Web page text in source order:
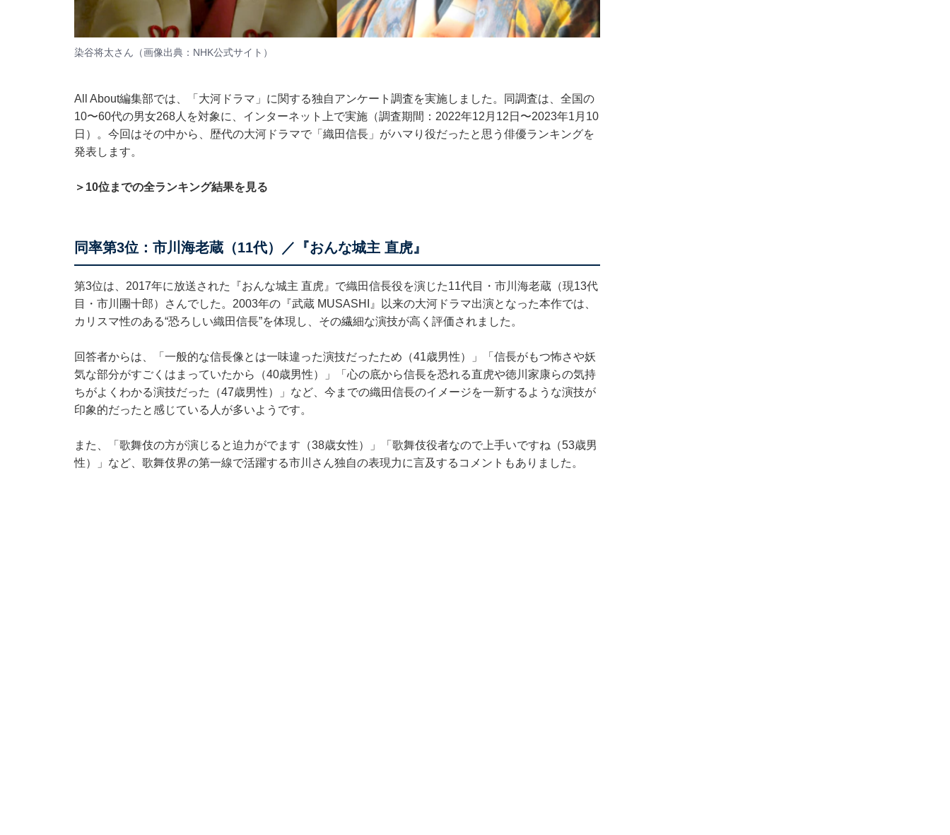
染谷将太さん（画像出典： NHK公式サイト ）
All About編集部では、「大河ドラマ」に関する独自アンケート調査を実施しました。同調査は、全国の
10〜60代の男女268人を対象に、インターネット上で実施（調査期間：2022年12月12日〜2023年1月10
日）。今回はその中から、歴代の大河ドラマで「織田信長」がハマり役だったと思う俳優ランキングを
発表します。
＞10位までの全ランキング結果を見る
同率第3位：市川海老蔵（11代）／『おんな城主 直虎』
第3位は、2017年に放送された『おんな城主 直虎』で織田信長役を演じた11代目・市川海老蔵（現13代
目・市川團十郎）さんでした。2003年の『武蔵 MUSASHI』以来の大河ドラマ出演となった本作では、
カリスマ性のある“恐ろしい織田信長”を体現し、その繊細な演技が高く評価されました。
回答者からは、「一般的な信長像とは一味違った演技だったため（41歳男性）」「信長がもつ怖さや妖
気な部分がすごくはまっていたから（40歳男性）」「心の底から信長を恐れる直虎や徳川家康らの気持
ちがよくわかる演技だった（47歳男性）」など、今までの織田信長のイメージを一新するような演技が
印象的だったと感じている人が多いようです。
また、「歌舞伎の方が演じると迫力がでます（38歳女性）」「歌舞伎役者なので上手いですね（53歳男
性）」など、歌舞伎界の第一線で活躍する市川さん独自の表現力に言及するコメントもありました。